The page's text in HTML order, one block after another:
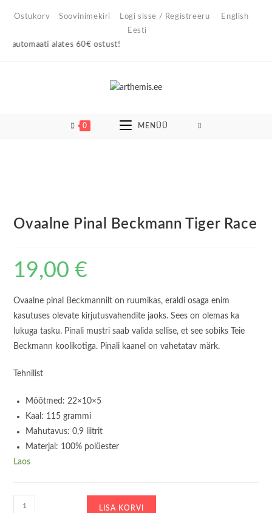
Ostukorv Soovinimekiri Logi sisse / Registreeru
English
Eesti
alates 60€ ostust!
0 MENÜÜ
Ovaalne Pinal Beckmann Tiger Race
19,00€
Ovaalne pinal Beckmannilt on ruumikas, eraldi osaga enim
kasutuses olevate kirjutusvahendite jaoks. Sees on olemas ka
lukuga tasku. Pinali mustri saab valida sellise, et see sobiks Teie
Beckmann koolikotiga. Pinali kaanel on vahetatav märk.
Tehnilist
Mõõtmed: 22×10×5
Kaal: 115 grammi
Mahutavus: 0,9 liitrit
Materjal: 100% polüester
Laos
Ovaalne
LISA KORVI